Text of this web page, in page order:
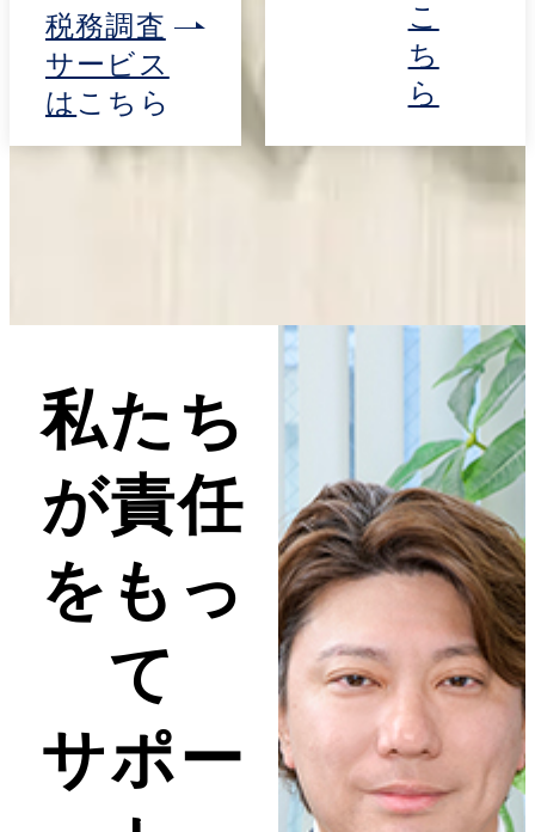
税務調査
サービス
は こちら
こ
ち
ら
私たち
が責任
をもっ
て
サポー